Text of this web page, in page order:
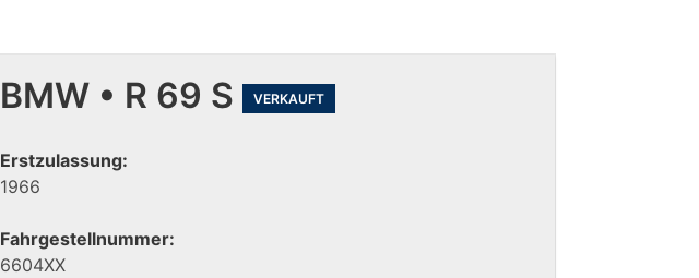
BMW • R 69 S VERKAUFT
Erstzulassung:
1966
Fahrgestellnummer:
6604XX